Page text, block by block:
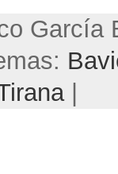
García
|